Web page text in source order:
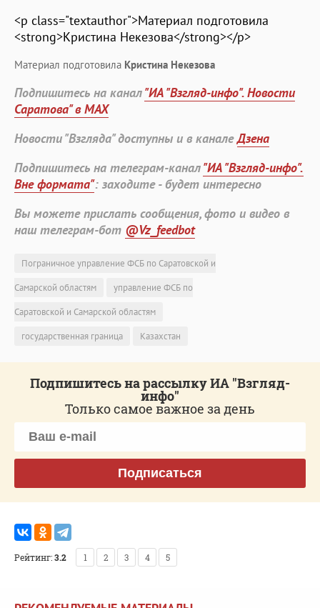
<p class="textauthor">Материал подготовила
<strong>Кристина Некезова</strong></p>
Материал подготовила Кристина Некезова
Подпишитесь на канал"ИА "Взгляд-инфо". Новости
Саратова" в MAX
Новости "Взгляда" доступны и в каналеДзена
Подпишитесь на телеграм-канал"ИА "Взгляд-инфо".
Вне формата": заходите - будет интересно
Вы можете прислать сообщения, фото и видео в
наш телеграм-бот @Vz_feedbot
Пограничное управление ФСБ по Саратовской и
Самарской областям
управление ФСБ по
Саратовской и Самарской областям
государственная граница
Казахстан
Подпишитесь на рассылку ИА "Взгляд-
инфо"
Только самое важное за день
Подписаться
Рейтинг:3.2 1 2 3 4 5